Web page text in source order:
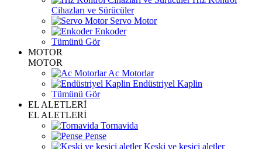
Cihazları ve Sürücüler
Servo Motor
Enkoder
Tümünü Gör
MOTOR
MOTOR
Ac Motorlar
Endüstriyel Kaplin
Tümünü Gör
EL ALETLERİ
EL ALETLERİ
Tornavida
Pense
Keski ve kesici aletler